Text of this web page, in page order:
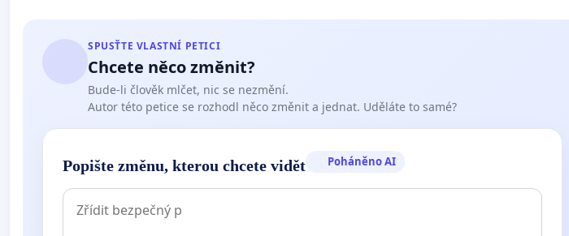
SPUSŤTE VLASTNÍ PETICI
Chcete něco změnit?
Bude-li člověk mlčet, nic se nezmění.
Autor této petice se rozhodl něco změnit a jednat. Uděláte to samé?
Popište změnu, kterou chcete vidět Poháněno AI